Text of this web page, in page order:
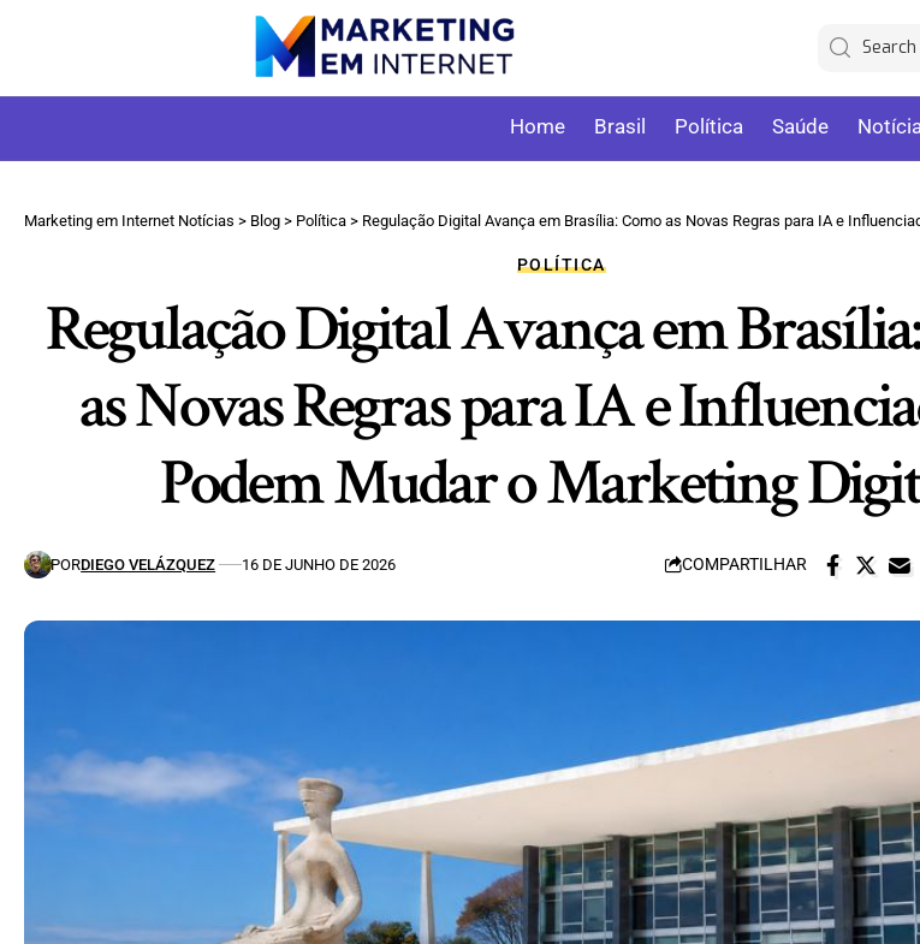
Home Brasil Política Saúde
Marketing em Internet Notícias > Blog > Política > Regulação Digital Avança em Brasília: Como as Novas Regras para IA e Influenciadores
POLÍTICA
Regulação Digital Avança em
as Novas Regras para IA e
Podem Mudar o Marketing
PORDIEGO VELÁZQUEZ 16 DE JUNHO DE 2026 COMPARTILHAR